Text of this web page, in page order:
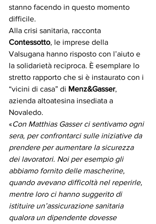
stanno facendo in questo momento
difficile.
Alla crisi sanitaria, racconta
Contessotto, le imprese della
Valsugana hanno risposto con l’aiuto e
la solidarietà reciproca. È esemplare lo
stretto rapporto che si è instaurato con i
“vicini di casa” di Menz&Gasser,
azienda altoatesina insediata a
Novaledo.
«Con Matthias Gasser ci sentivamo ogni
sera, per confrontarci sulle iniziative da
prendere per aumentare la sicurezza
dei lavoratori. Noi per esempio gli
abbiamo fornito delle mascherine,
quando avevano difficoltà nel reperirle,
mentre loro ci hanno suggerito di
istituire un’assicurazione sanitaria
qualora un dipendente dovesse